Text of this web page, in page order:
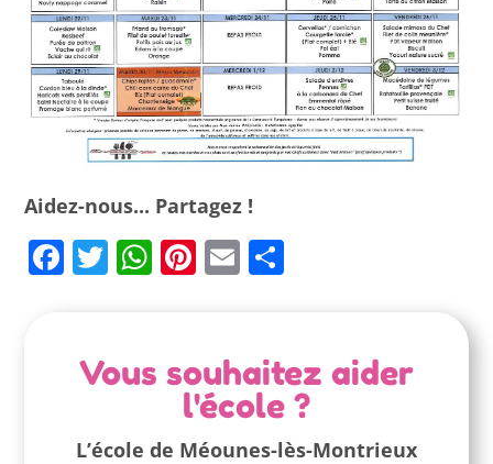
Aidez-nous... Partagez !
Facebook
Twitter
WhatsApp
Pinterest
Email
Vous souhaitez aider
l'école ?
L’école de Méounes-lès-Montrieux